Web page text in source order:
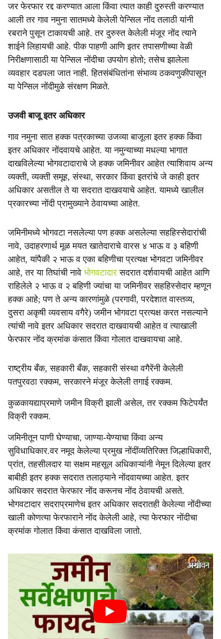
जर फेरफार रद्द करण्यात आला किंवा त्यात काही दुरुस्ती करण्यात
आली तर गाव नमुना सातमध्ये केलेली पेन्सिल नोंद तलाठी यांनी
रबराने पुसून टाकायची आहे. तर दुरुस्त केलेली मंजूर नोंद त्याने
शाईने लिहायची आहे. पीक पाहणी आणि इतर तपासणीच्या वेळी
निरीक्षणासाठी या पेन्सिल नोंदीचा उपयोग होतो; तसेच झालेला
व्यवहार दडपला जात नाही. हितसंबंधितांना संभाव्य ठकवणुकीपासून
या पेन्सिल नोंदीमुळे संरक्षण मिळते.
उजवी बाजू इतर अधिकार
गाव नमुना सात हक्क पत्रकाच्या उजव्या बाजूला इतर हक्क किंवा
इतर अधिकार नोंदवायचे आहेत. या नमुन्याच्या मधल्या भागात
दाखविलेल्या भोगवटादाराचे जे हक्क जमिनीवर आहेत त्याशिवाय अन्य
व्यक्ती, व्यक्ती समूह, संस्था, सरकार किंवा इतरांचे जे काही इतर
अधिकार असतील ते या सदरात दाखवयाचे आहेत. यामध्ये खालील
प्रकारच्या नोंदी प्रामुख्याने ठेवायच्या आहेत.
जमिनीमध्ये भोगवटा नसलेल्या पण हक्क असलेल्या सहहिस्सेदारांची
नावे, उदाहरणार्थ मूळ मयत खातेदाराचे वारस ४ भाऊ व ३ बहिणी
आहेत, यांपैकी २ भाऊ व एका बहिणीचा प्रत्यक्ष भोगवटा जमिनीवर
आहे, तर या तिघांची नावे भोगवटादार सदरात दर्शवायची आहेत आणि
राहिलेले २ भाऊ व २ बहिणी ज्यांचा या जमिनीवर सहहिस्सेदार म्हणून
हक्क आहे; पण ते अन्य कारणांमुळे (परगावी, परदेशात वास्तव्य,
दुसरा अकृषी व्यवसाय वगैरे) जमीन भोगवटा प्रत्यक्ष करत नसल्याने
त्यांची नावे इतर अधिकार सदरात दाखवायची आहेत व त्याखाली
फेरफार नोंद क्रमांक कंसात किंवा गोलात दाखवायचा आहे.
राष्ट्रीय बँक, सहकारी बँक, सहकारी संस्था वगैरेंनी केलेली
पतपुरवठा रक्कम, सरकारने मंजूर केलेली तगाई रक्कम.
कुळकायद्याप्रमाणे जमीन विक्री झाली असेल, तर रक्कम फिटेपर्यंत
विक्री रक्कम.
जमिनीतून पाणी घेण्याचा, जाण्या-येण्याचा किंवा अन्य
सुविधाधिकार.वर नमूद केलेल्या प्रमुख नोंदींव्यतिरिक्त जिल्हाधिकारी,
प्रांत, तहसीलदार या सक्षम महसूल अधिकाऱ्यांनी नेमून दिलेल्या इतर
बाबीही इतर हक्क सदरात तलाठ्याने नोंदवायच्या आहेत. इतर
अधिकार सदरात फेरफार नोंद करूनच नोंद ठेवायची असते.
भोगवटादार सदराप्रमाणेच इतर अधिकार सदरातही केलेल्या नोंदीच्या
खाली कोणत्या फेरफाराने नोंद केलेली आहे, त्या फेरफार नोंदीचा
क्रमांक गोलात किंवा कंसात दाखविला जातो.